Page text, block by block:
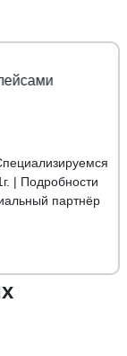
| Подробности
партнёр